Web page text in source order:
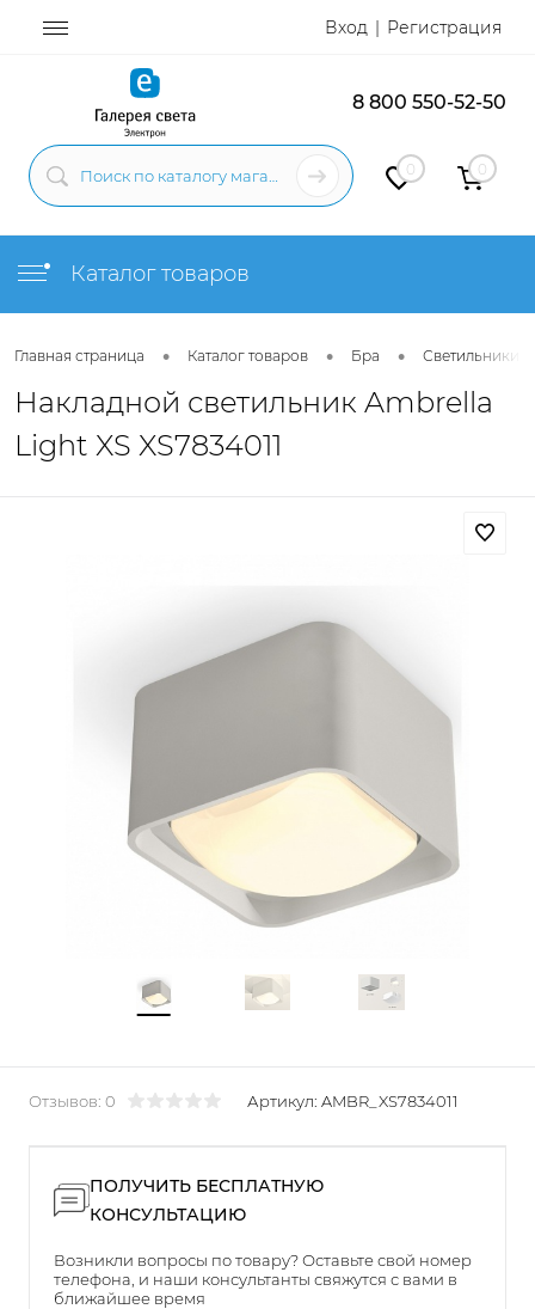
Вход Регистрация
8 800 550-52-50
0 0
Каталог товаров
Главная страница • Каталог товаров • Бра • Светильники
Накладной светильник Ambrella
Light XS XS7834011
Отзывов: 0 Артикул: AMBR_XS7834011
ПОЛУЧИТЬ БЕСПЛАТНУЮ
КОНСУЛЬТАЦИЮ
Возникли вопросы по товару? Оставьте свой номер
телефона, и наши консультанты свяжутся с вами в
ближайшее время